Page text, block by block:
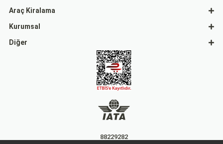
Araç Kiralama
Kurumsal
Diğer
88229282